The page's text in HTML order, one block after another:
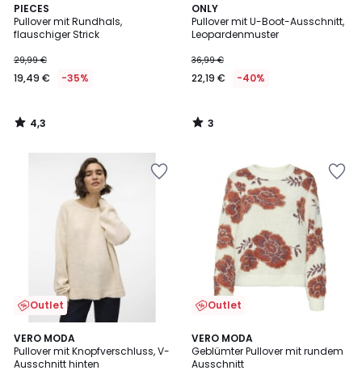
PIECES
Pullover mit Rundhals,
flauschiger Strick
29,99 €
19,49 € -35%
4,3
/ 5
4,3
/
ONLY
Pullover mit U-Boot-Ausschnitt,
Leopardenmuster
36,99 €
22,19 € -40%
3
/
5
3
/
Outlet
VERO MODA
Pullover mit Knopfverschluss, V-
Ausschnitt hinten
4,5
/ 5
Outlet
VERO MODA
Geblümter Pullover mit rundem
Ausschnitt
4
/
5